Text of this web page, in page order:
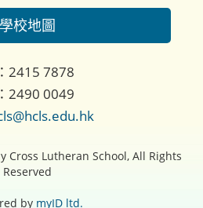
學校地圖
2415 7878
2490 0049
Cross Lutheran School, All Rights
Reserved
by myID ltd.